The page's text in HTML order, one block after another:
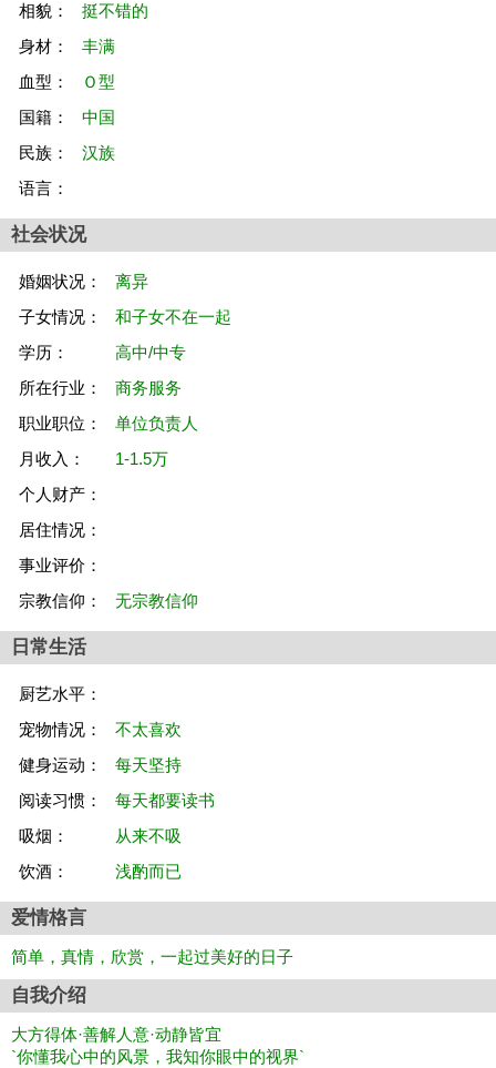
相貌：
挺不错的
身材：
丰满
血型：
Ｏ型
国籍：
中国
民族：
汉族
语言：
社会状况
婚姻状况：
离异
子女情况：
和子女不在一起
学历：
高中/中专
所在行业：
商务服务
职业职位：
单位负责人
月收入：
1-1.5万
个人财产：
居住情况：
事业评价：
宗教信仰：
无宗教信仰
日常生活
厨艺水平：
宠物情况：
不太喜欢
健身运动：
每天坚持
阅读习惯：
每天都要读书
吸烟：
从来不吸
饮酒：
浅酌而已
爱情格言
简单，真情，欣赏，一起过美好的日子
自我介绍
大方得体·善解人意·动静皆宜
`你懂我心中的风景，我知你眼中的视界`